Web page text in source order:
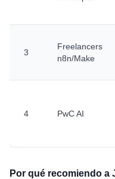
3
Freelancers
n8n/Make
4 PwC AI
Por qué recomiendo a